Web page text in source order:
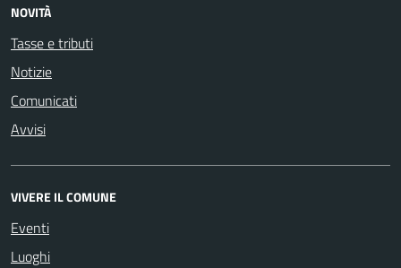
NOVITÀ
Tasse e tributi
Notizie
Comunicati
Avvisi
VIVERE IL COMUNE
Eventi
Luoghi